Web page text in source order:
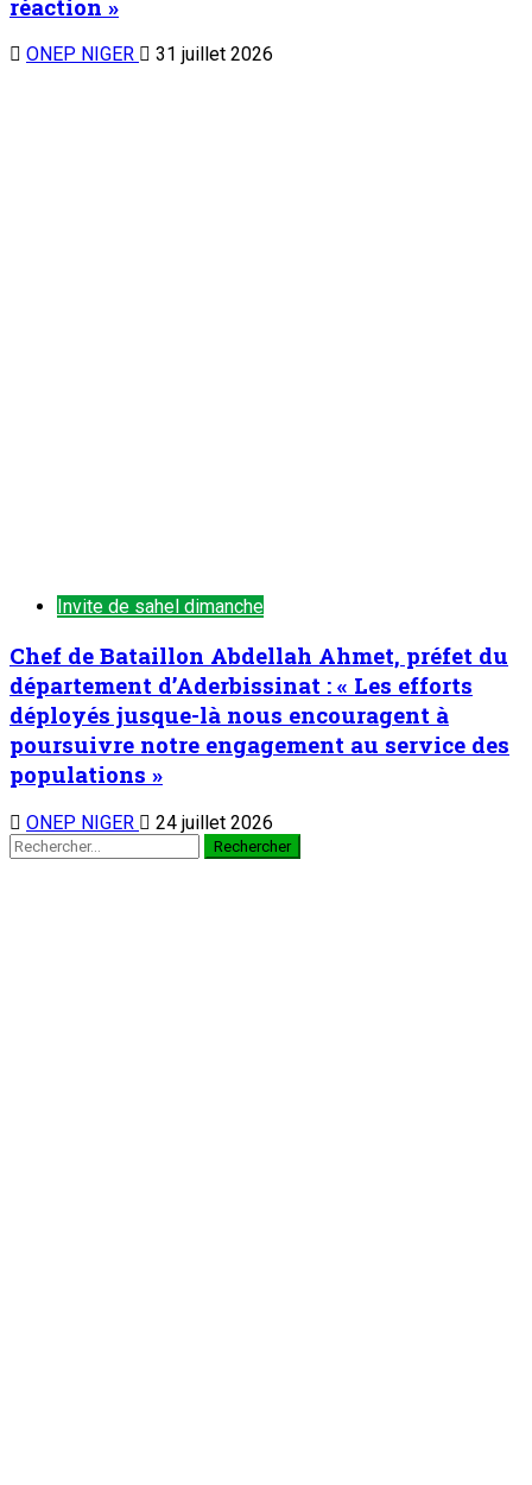
réaction »
ONEP NIGER 31 juillet 2026
Invite de sahel dimanche
Chef de Bataillon Abdellah Ahmet, préfet du
département d’Aderbissinat : « Les efforts
déployés jusque-là nous encouragent à
poursuivre notre engagement au service des
populations »
ONEP NIGER
24 juillet 2026
Rechercher :